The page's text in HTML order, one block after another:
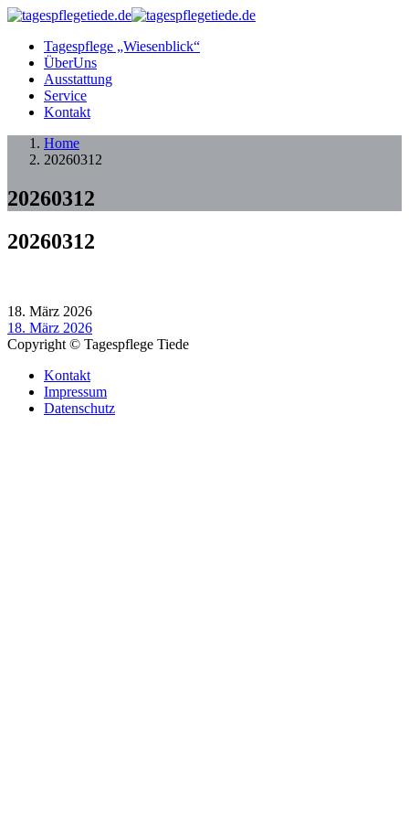
Tagespflege „Wiesenblick“
ÜberUns
Ausstattung
Service
Kontakt
Home
20260312
20260312
20260312
18. März 2026
18. März 2026
Copyright © Tagespflege Tiede
Kontakt
Impressum
Datenschutz